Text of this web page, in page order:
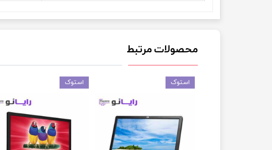
محصولات مرتبط
استوک استوک